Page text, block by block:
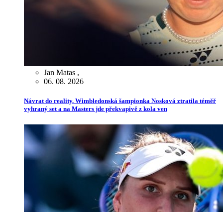
Jan Matas ,
06. 08. 2026
Návrat do reality. Wimbledonská šampionka Nosková ztratila téměř
vyhraný set a na Masters jde překvapivě z kola ven